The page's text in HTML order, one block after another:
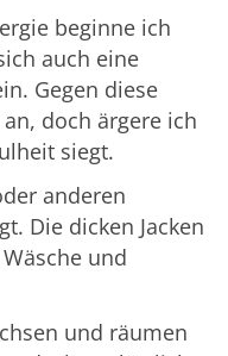
beginne ich
auch eine
Gegen diese
doch ärgere ich
siegt.
anderen
Die dicken Jacken
und
und räumen